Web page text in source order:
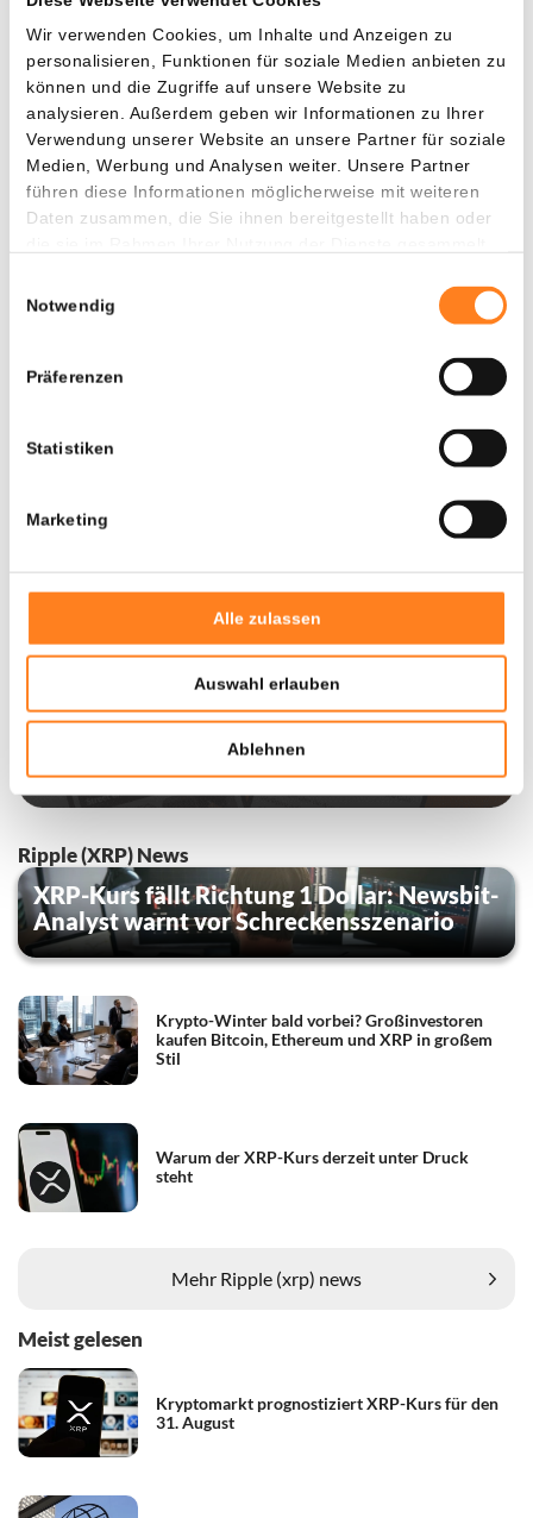
Wir verwenden Cookies, um Inhalte und Anzeigen zu
personalisieren, Funktionen für soziale Medien anbieten zu
können und die Zugriffe auf unsere Website zu
analysieren. Außerdem geben wir Informationen zu Ihrer
Verwendung unserer Website an unsere Partner für soziale
Medien, Werbung und Analysen weiter. Unsere Partner
führen diese Informationen möglicherweise mit weiteren
Daten zusammen, die Sie ihnen bereitgestellt haben oder
Notwendig
Präferenzen
Statistiken
Marketing
Alle zulassen
Auswahl erlauben
Ablehnen
handeln Sie 7 Tage lang ohne Gebühren auf Ihre ersten
€10.000 an Transaktionen. Diese Aktion ist zeitlich
begrenzt – also nutzen Sie sie jetzt!
Eröffnen Sie Ihr Konto und sichern Sie sich 10€ Bonus.
Verpassen Sie nicht die Chance, direkt von der wachsenden
Welt der Kryptowährungen zu profitieren!
Ripple (XRP) News
XRP-Kurs fällt Richtung 1 Dollar: Newsbit-
Analyst warnt vor Schreckensszenario
Krypto-Winter bald vorbei? Großinvestoren
kaufen Bitcoin, Ethereum und XRP in großem
Stil
Warum der XRP-Kurs derzeit unter Druck
steht
Mehr Ripple (xrp) news
Meist gelesen
Kryptomarkt prognostiziert XRP-Kurs für den
31. August